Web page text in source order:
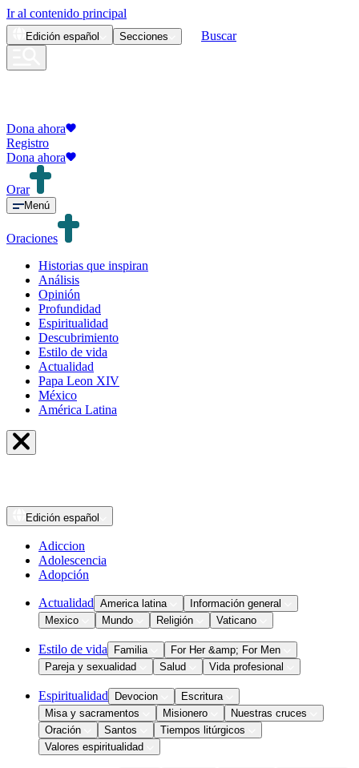
Ir al contenido principal
Edición español Secciones Buscar
Dona ahora
Registro
Dona ahora
Orar
Menú
Oraciones
Historias que inspiran
Análisis
Opinión
Profundidad
Espiritualidad
Descubrimiento
Estilo de vida
Actualidad
Papa Leon XIV
México
América Latina
Edición español
Adiccion
Adolescencia
Adopción
Actualidad America latina
Información general
Mexico
Mundo Religión Vaticano
Estilo de vida Familia
For Her &amp; For Men
Pareja y sexualidad
Salud Vida profesional
Espiritualidad Devocion
Escritura
Misa y sacramentos
Misionero
Nuestras cruces
Oración
Santos
Tiempos litúrgicos
Valores espiritualidad